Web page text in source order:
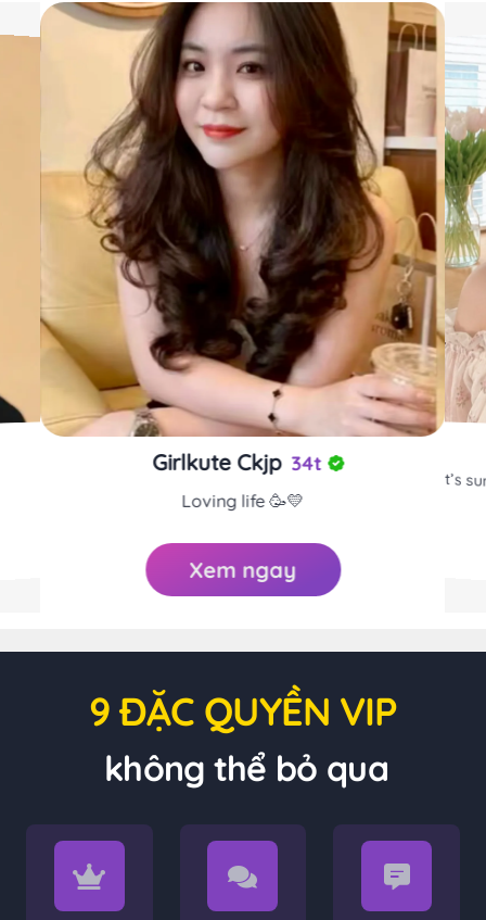
Girlkute Ckjp 34t
Loving life 🥳💛
Xem ngay
It’s
9 ĐẶC QUYỀN VIP
không thể bỏ qua